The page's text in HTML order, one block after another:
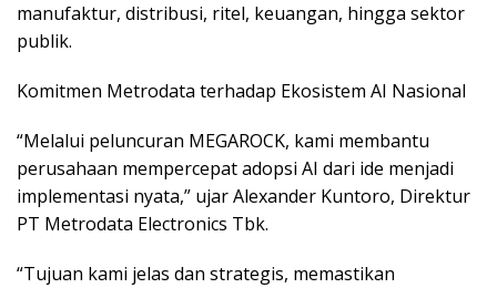
manufaktur, distribusi, ritel, keuangan, hingga sektor
publik.
Komitmen Metrodata terhadap Ekosistem AI Nasional
“Melalui peluncuran MEGAROCK, kami membantu
perusahaan mempercepat adopsi AI dari ide menjadi
implementasi nyata,” ujar Alexander Kuntoro, Direktur
PT Metrodata Electronics Tbk.
“Tujuan kami jelas dan strategis, memastikan